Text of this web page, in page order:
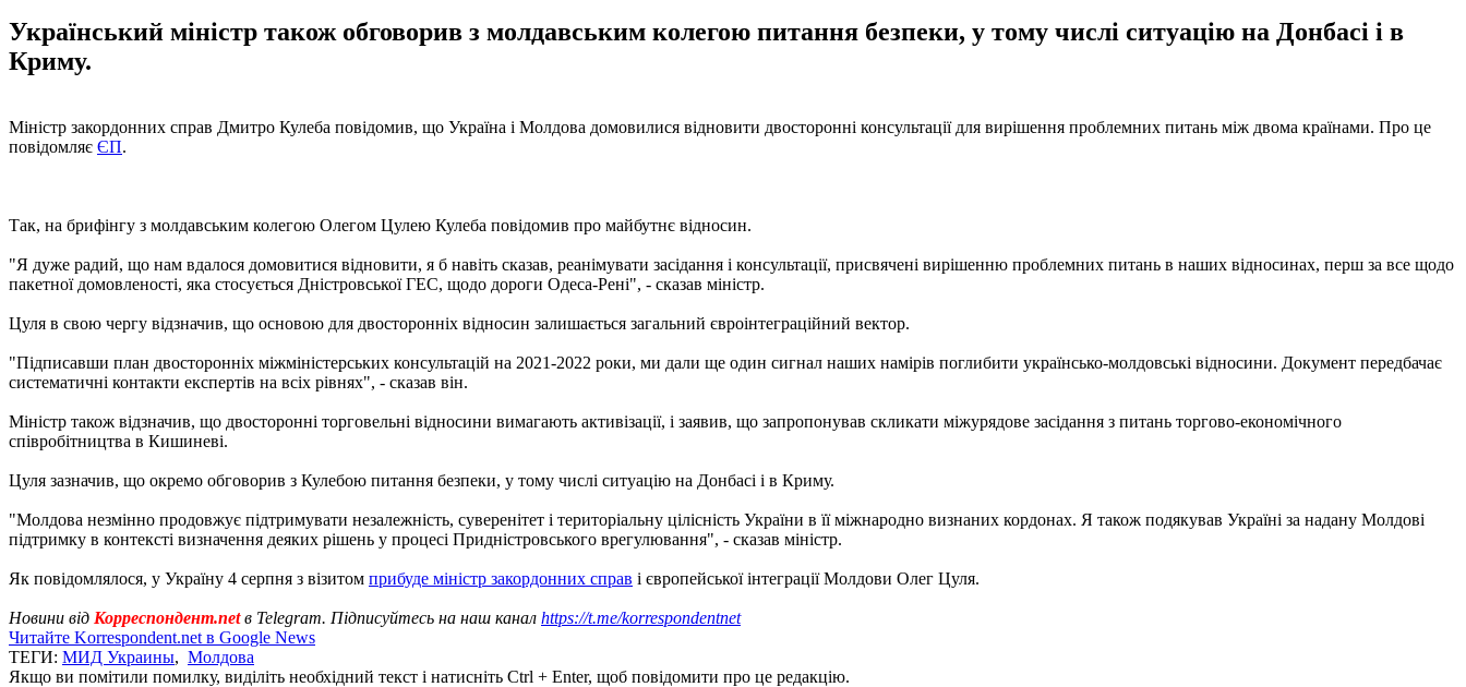
Український міністр також обговорив з молдавським колегою питання безпеки, у тому числі ситуацію на Донбасі і в
Криму.
Міністр закордонних справ Дмитро Кулеба повідомив, що Україна і Молдова домовилися відновити двосторонні консультації для вирішення проблемних питань між двома країнами. Про це
повідомляє ЄП.
Так, на брифінгу з молдавським колегою Олегом Цулею Кулеба повідомив про майбутнє відносин.
"Я дуже радий, що нам вдалося домовитися відновити, я б навіть сказав, реанімувати засідання і консультації, присвячені вирішенню проблемних питань в наших відносинах, перш за все щодо
пакетної домовленості, яка стосується Дністровської ГЕС, щодо дороги Одеса-Рені", - сказав міністр.
Цуля в свою чергу відзначив, що основою для двосторонніх відносин залишається загальний євроінтеграційний вектор.
"Підписавши план двосторонніх міжміністерських консультацій на 2021-2022 роки, ми дали ще один сигнал наших намірів поглибити українсько-молдовські відносини. Документ передбачає
систематичні контакти експертів на всіх рівнях", - сказав він.
Міністр також відзначив, що двосторонні торговельні відносини вимагають активізації, і заявив, що запропонував скликати міжурядове засідання з питань торгово-економічного
співробітництва в Кишиневі.
Цуля зазначив, що окремо обговорив з Кулебою питання безпеки, у тому числі ситуацію на Донбасі і в Криму.
"Молдова незмінно продовжує підтримувати незалежність, суверенітет і територіальну цілісність України в її міжнародно визнаних кордонах. Я також подякував Україні за надану Молдові
підтримку в контексті визначення деяких рішень у процесі Придністровського врегулювання", - сказав міністр.
Як повідомлялося, у Україну 4 серпня з візитом прибуде міністр закордонних справ і європейської інтеграції Молдови Олег Цуля.
Новини від Корреспондент.netв Telegram. Підписуйтесь на наш канал https://t.me/korrespondentnet
Читайте Korrespondent.net в Google News
ТЕГИ: МИД Украины, Молдова
Якщо ви помітили помилку, виділіть необхідний текст і натисніть Ctrl + Enter, щоб повідомити про це редакцію.